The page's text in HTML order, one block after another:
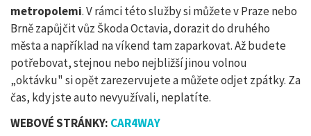
metropolemi. V rámci této služby si můžete v Praze nebo
Brně zapůjčit vůz Škoda Octavia, dorazit do druhého
města a například na víkend tam zaparkovat. Až budete
potřebovat, stejnou nebo nejbližší jinou volnou
„oktávku" si opět zarezervujete a můžete odjet zpátky. Za
čas, kdy jste auto nevyužívali, neplatíte.
WEBOVÉ STRÁNKY: CAR4WAY